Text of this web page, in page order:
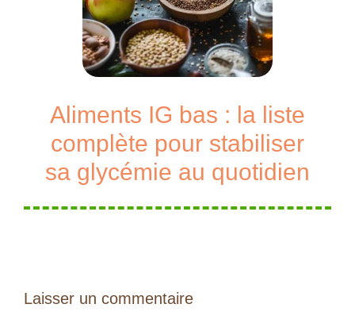
Aliments IG bas : la liste
complète pour stabiliser
sa glycémie au quotidien
Laisser un commentaire